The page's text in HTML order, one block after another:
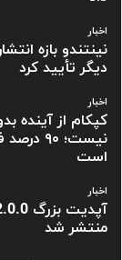
اخبار
دیگر تأیید کرد
اخبار
کپکام از آینده
نیست؛
است
اخبار
منتشر شد